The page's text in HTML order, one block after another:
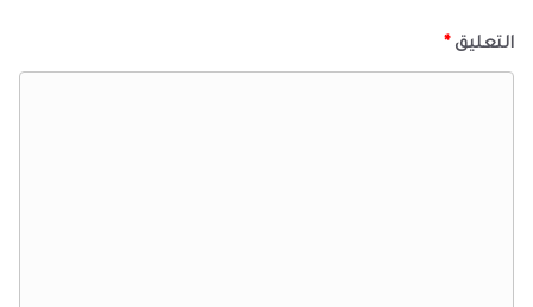
التعليق *